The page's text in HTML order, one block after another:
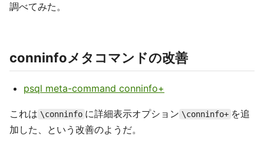
調べてみた。
conninfoメタコマンドの改善
psql meta-command conninfo+
これは \conninfo に詳細表示オプション \conninfo+ を追
加した、という改善のようだ。